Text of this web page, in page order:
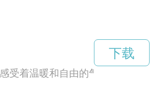
受着温暖和自由的气息。
下载